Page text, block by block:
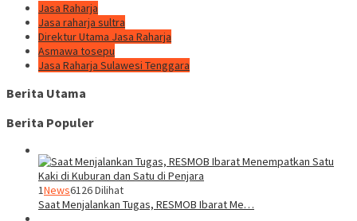
Jasa Raharja
Jasa raharja sultra
Direktur Utama Jasa Raharja
Asmawa tosepu
Jasa Raharja Sulawesi Tenggara
Berita Utama
Berita Populer
1News6126 Dilihat
Saat Menjalankan Tugas, RESMOB Ibarat Me…